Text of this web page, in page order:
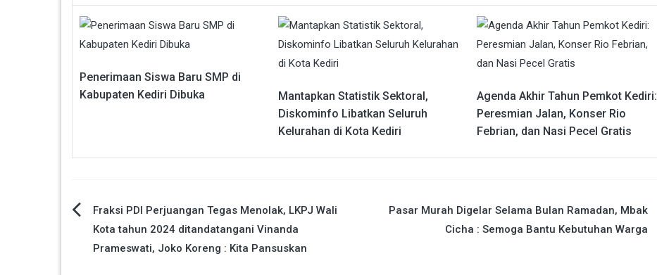
Penerimaan Siswa Baru SMP di
Kabupaten Kediri Dibuka
Mantapkan Statistik Sektoral,
Diskominfo Libatkan Seluruh
Kelurahan di Kota Kediri
Agenda Akhir Tahun Pemkot Kediri:
Peresmian Jalan, Konser Rio
Febrian, dan Nasi Pecel Gratis
Navigasi
pos
Fraksi PDI Perjuangan Tegas Menolak, LKPJ Wali
Kota tahun 2024 ditandatangani Vinanda
Prameswati, Joko Koreng : Kita Pansuskan
Pasar Murah Digelar Selama Bulan Ramadan, Mbak
Cicha : Semoga Bantu Kebutuhan Warga